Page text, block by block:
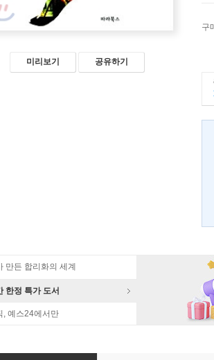
미리보기 공유하기
구
만든 합리화의 세계
한정 특가 도서
, 예스24에서만